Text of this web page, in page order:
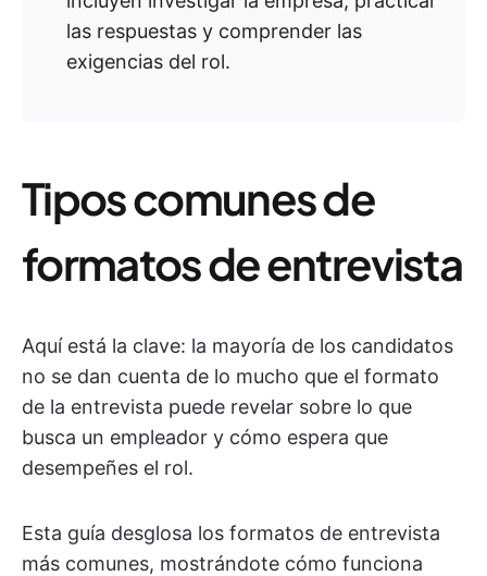
las respuestas y comprender las
exigencias del rol.
Tipos comunes de
formatos de entrevista
Aquí está la clave: la mayoría de los candidatos
no se dan cuenta de lo mucho que el formato
de la entrevista puede revelar sobre lo que
busca un empleador y cómo espera que
desempeñes el rol.
Esta guía desglosa los formatos de entrevista
más comunes, mostrándote cómo funciona